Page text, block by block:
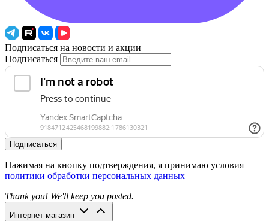
Подписаться на новости и акции
Подписаться
Подписаться
Нажимая на кнопку подтверждения, я принимаю условия
политики обработки персональных данных
Thank you! We'll keep you posted.
Интернет-магазин